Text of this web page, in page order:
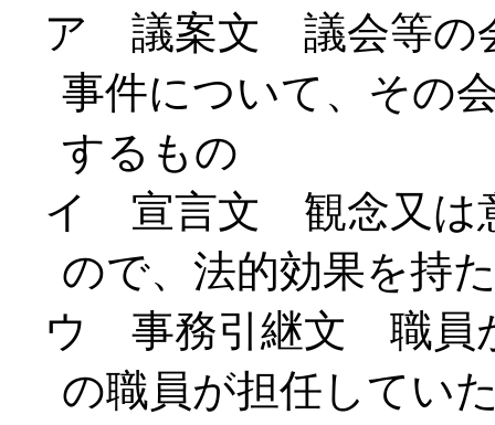
ア 議案文 議会等の
事件について、その
するもの
イ 宣言文 観念又は
ので、法的効果を持
ウ 事務引継文 職員
の職員が担任してい